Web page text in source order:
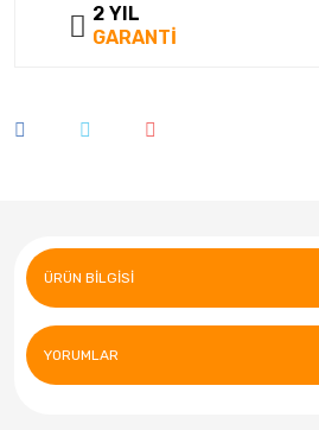
2 YIL
GARANTİ
ÜRÜN BILGISI
YORUMLAR